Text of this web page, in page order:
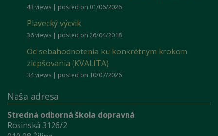
43 views | posted on 01/06/2026
Plavecký výcvik
36 views | posted on 26/04/2018
Od sebahodnotenia ku konkrétnym krokom
zlepšovania (KVALITA)
34 views | posted on 10/07/2026
Naša adresa
Stredná odborná škola dopravná
Rosinská 3126/2